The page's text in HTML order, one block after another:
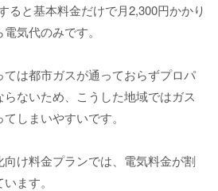
ると基本料金だけで月2,300円かかり
気代のみです。
は都市ガスが通っておらずプロパ
ないため、こうした地域ではガス
しまいやすいです。
向け料金プランでは、電気料金が割
ます。